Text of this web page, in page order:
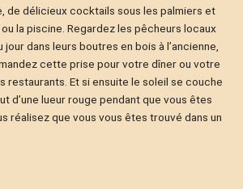
de délicieux cocktails sous les palmiers et
ou la piscine. Regardez les pêcheurs locaux
dans leurs boutres en bois à l’ancienne,
cette prise pour votre dîner ou votre
restaurants. Et si ensuite le soleil se couche
d’une lueur rouge pendant que vous êtes
réalisez que vous vous êtes trouvé dans un